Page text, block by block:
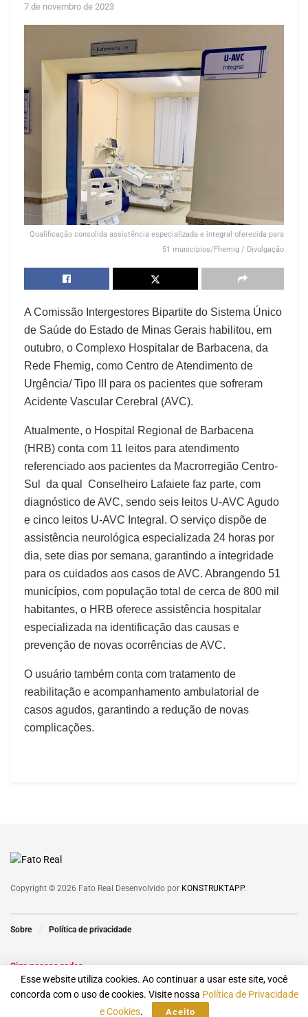
7 de novembro de 2023
Qualificação consolida assistência especializada e integral oferecida para
51 municípios/Fhemig / Divulgação
A Comissão Intergestores Bipartite do Sistema Único
de Saúde do Estado de Minas Gerais habilitou, em
outubro, o Complexo Hospitalar de Barbacena, da
Rede Fhemig, como Centro de Atendimento de
Urgência/ Tipo III para os pacientes que sofreram
Acidente Vascular Cerebral (AVC).
Atualmente, o Hospital Regional de Barbacena
(HRB) conta com 11 leitos para atendimento
referenciado aos pacientes da Macrorregião Centro-
Sul da qual Conselheiro Lafaiete faz parte, com
diagnóstico de AVC, sendo seis leitos U-AVC Agudo
e cinco leitos U-AVC Integral. O serviço dispõe de
assistência neurológica especializada 24 horas por
dia, sete dias por semana, garantindo a integridade
para os cuidados aos casos de AVC. Abrangendo 51
municípios, com população total de cerca de 800 mil
habitantes, o HRB oferece assistência hospitalar
especializada na identificação das causas e
prevenção de novas ocorrências de AVC.
O usuário também conta com tratamento de
reabilitação e acompanhamento ambulatorial de
casos agudos, garantindo a redução de novas
complicações.
Copyright © 2026 Fato Real Desenvolvido por KONSTRUKTAPP.
Sobre Política de privacidade
Siga nossas redes
Esse website utiliza cookies. Ao continuar a usar este site, você
concorda com o uso de cookies. Visite nossa Política de Privacidade
e Cookies. Aceito